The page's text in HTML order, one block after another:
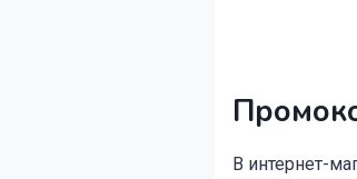
В интернет-